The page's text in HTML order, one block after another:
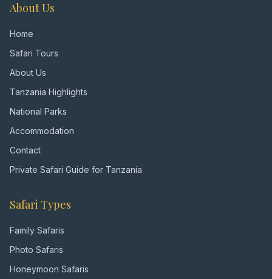
About Us
Home
Safari Tours
About Us
Tanzania Highlights
National Parks
Accommodation
Contact
Private Safari Guide for Tanzania
Safari Types
Family Safaris
Photo Safaris
Honeymoon Safaris